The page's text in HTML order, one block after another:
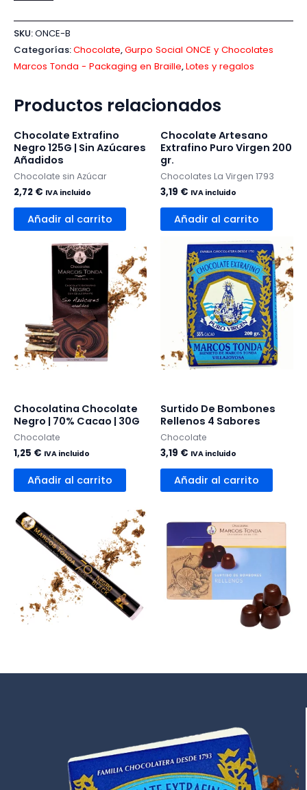
SKU:ONCE-B
Categorías:Chocolate,Gurpo Social ONCE y Chocolates
Marcos Tonda - Packaging en Braille,Lotes y regalos
Productos relacionados
Chocolate Extrafino
Negro 125G | Sin Azúcares
Añadidos
Chocolate sin Azúcar
2,72 € IVA incluido
Añadir al carrito
Chocolate Artesano
Extrafino Puro Virgen 200
gr.
Chocolates La Virgen 1793
3,19 € IVA incluido
Añadir al carrito
Chocolatina Chocolate
Negro | 70% Cacao | 30G
Chocolate
1,25 € IVA incluido
Añadir al carrito
Surtido De Bombones
Rellenos 4 Sabores
Chocolate
3,19 € IVA incluido
Añadir al carrito